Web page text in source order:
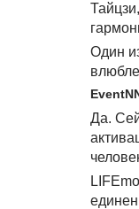
Один
Да.